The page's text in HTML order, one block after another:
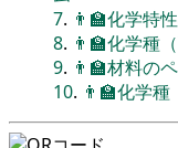
7. 👨‍🏫化学特
8. 👨‍🏫化学種
9. 👨‍🏫材料の
10. 👨‍🏫化学種